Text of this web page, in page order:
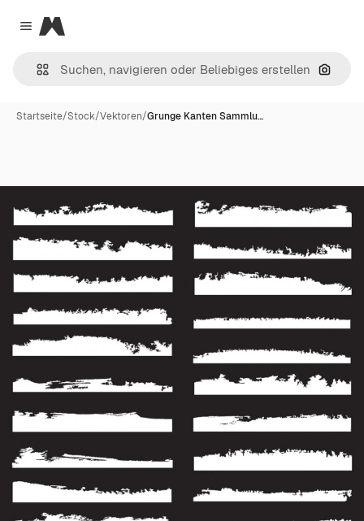
Close menu
Magnific
Nach
Startseite/Stock/Vektoren/Grunge Kanten Sammlu…